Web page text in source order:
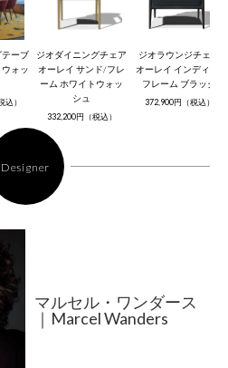
テーブ
ォッ
込）
ジオダイニングチェア
オーレイ サンド/フレ
ーム ホワイトウォッ
シュ
332,200円（税込）
ジオラウンジチェア
オーレイ インディゴ/
フレーム ブラック
372,900円（税込）
Designer
マルセル・ワンダース
｜Marcel Wanders